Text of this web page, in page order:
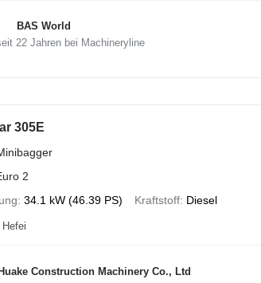
BAS World
22Jahren bei Machineryline
305E
2
34.1 kW (46.39 PS) Kraftstoff Diesel
Construction Machinery Co., Ltd